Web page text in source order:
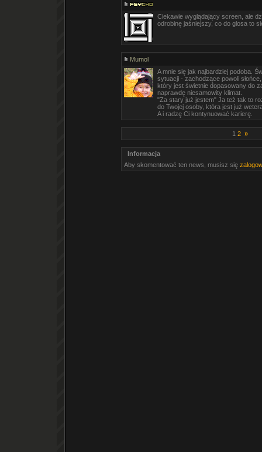
Ciekawie wyglądający screen, ale
odrobinę jaśniejszy, co do glosa to
Mumol
A mnie się jak najbardziej podoba.
sytuacji - zachodzące powoli
który jest świetnie dopasowany do
naprawdę niesamowity klimat.
"Za stary już jestem" Ja też tak to
do Twojej osoby, która jest już
A i radzę Ci kontynuować karierę.
1 2 »
Informacja
Aby skomentować ten news, musisz się